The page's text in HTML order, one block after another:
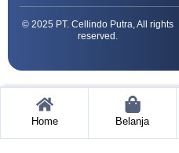
© 2025 PT. Cellindo Putra, All rights
reserved.
Home Belanja